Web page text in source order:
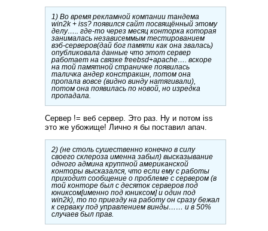
1) Во время рекламной компании тандема
win2k + iss? появился сайт посвящённый этому
делу….. где-то через месяц конторка которая
занималась независеммым тестированием
вэб-серверов(дай бог памяти как она звалась)
опубликовала данные что этот сервер
работает на связке freebsd+apache…. вскоре
на той памятной страничке появилась
таличка андер констракшн, потом она
пропала вовсе (видно винду натягивали),
потом она появилась по новой, но изредка
пропадала.
Сервер != веб сервер. Это раз. Ну и потом iss
это же убожище! Лично я бы поставил апач.
2) (не столь сушественно конечно в силу
своего склероза именна забыл) высказывание
одного админа круппной американской
конторы высказался, что если ему с работы
приходит сообщение о проблеме с сервером (в
той конторе был с десяток серверов под
юниксом[именно под юниксом] и один под
win2k), то по приезду на работу он сразу бежал
к серваку под управлением винды…… и в 50%
случаев был прав.